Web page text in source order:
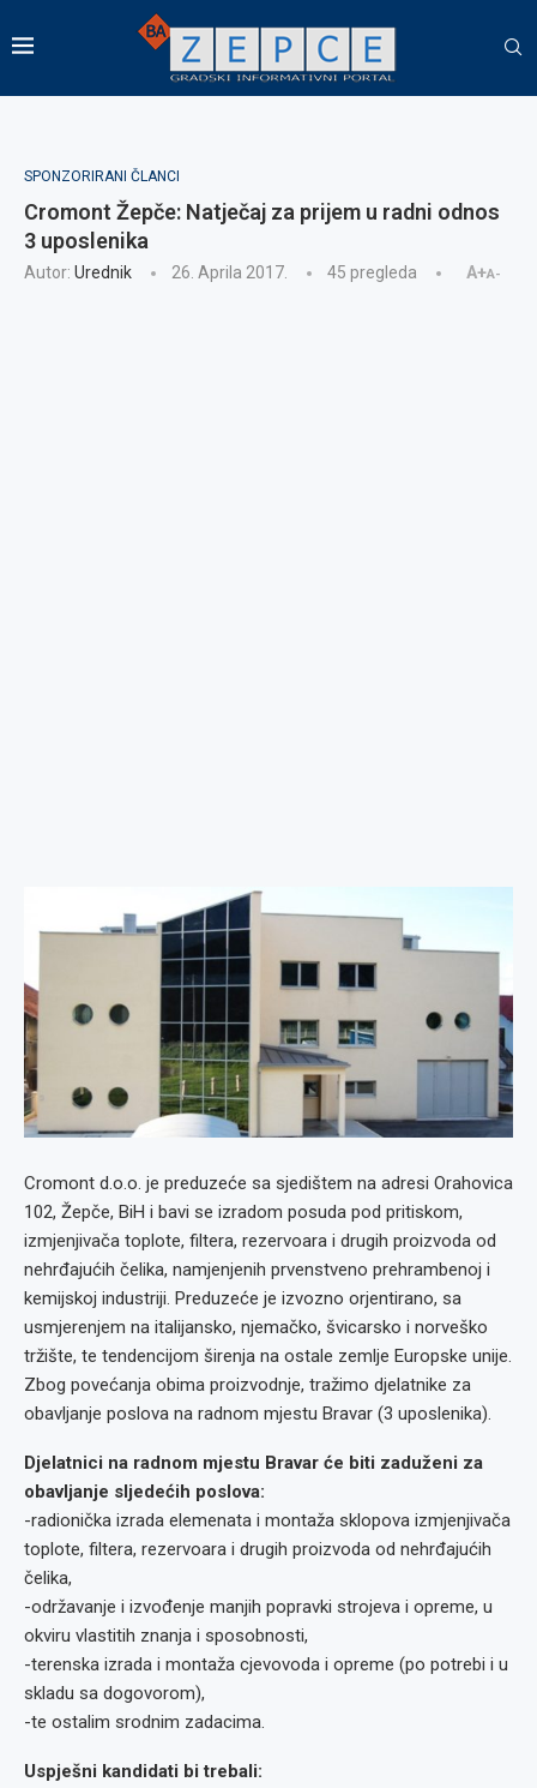
SPONZORIRANI ČLANCI
Cromont Žepče: Natječaj za prijem u radni odnos
3 uposlenika
Autor: Urednik 26. Aprila 2017. 45 pregleda A+A-
Cromont d.o.o. je preduzeće sa sjedištem na adresi Orahovica
102, Žepče, BiH i bavi se izradom posuda pod pritiskom,
izmjenjivača toplote, filtera, rezervoara i drugih proizvoda od
nehrđajućih čelika, namjenjenih prvenstveno prehrambenoj i
kemijskoj industriji. Preduzeće je izvozno orjentirano, sa
usmjerenjem na italijansko, njemačko, švicarsko i norveško
tržište, te tendencijom širenja na ostale zemlje Europske unije.
Zbog povećanja obima proizvodnje, tražimo djelatnike za
obavljanje poslova na radnom mjestu Bravar (3 uposlenika).
Djelatnici na radnom mjestu Bravar će biti zaduženi za
obavljanje sljedećih poslova:
-radionička izrada elemenata i montaža sklopova izmjenjivača
toplote, filtera, rezervoara i drugih proizvoda od nehrđajućih
čelika,
-održavanje i izvođenje manjih popravki strojeva i opreme, u
okviru vlastitih znanja i sposobnosti,
-terenska izrada i montaža cjevovoda i opreme (po potrebi i u
skladu sa dogovorom),
-te ostalim srodnim zadacima.
Uspješni kandidati bi trebali: